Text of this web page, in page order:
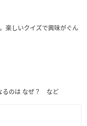
楽しいクイズで興味がぐん
るのは なぜ？ など